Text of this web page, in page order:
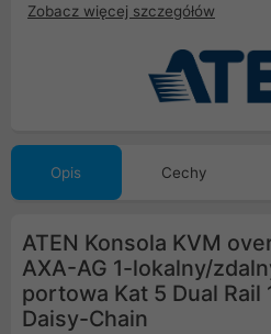
Zobacz więcej szczegółów
Opis Cechy
ATEN Konsola KVM
AXA-AG 1-lokalny/
portowa Kat 5 Dual Rail
Daisy-Chain